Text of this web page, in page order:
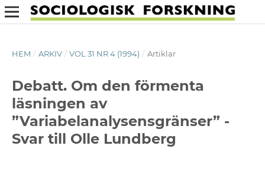
HEM / ARKIV / VOL 31 NR 4 (1994) / Artiklar
Debatt. Om den förmenta
läsningen av
”Variabelanalysensgränser” -
Svar till Olle Lundberg